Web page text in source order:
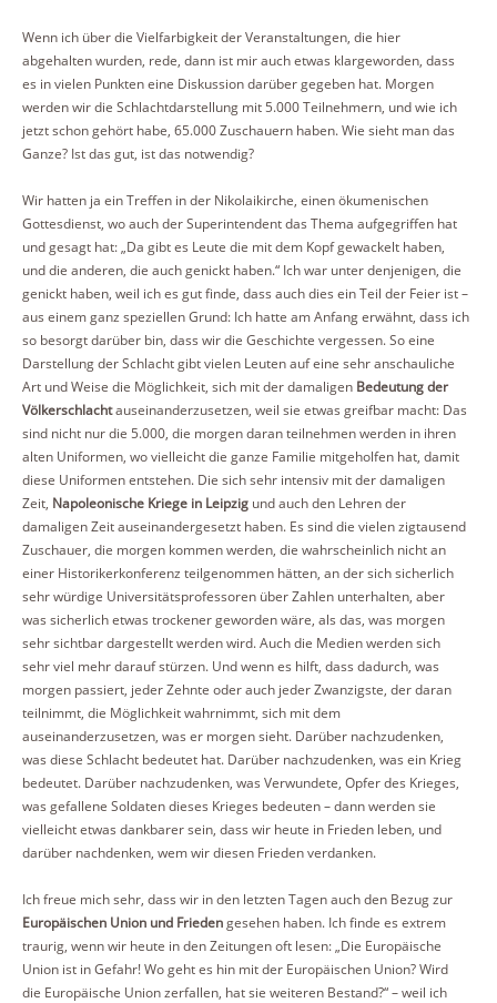
Wenn ich über die Vielfarbigkeit der Veranstaltungen, die hier
abgehalten wurden, rede, dann ist mir auch etwas klargeworden, dass
es in vielen Punkten eine Diskussion darüber gegeben hat. Morgen
werden wir die Schlachtdarstellung mit 5.000 Teilnehmern, und wie ich
jetzt schon gehört habe, 65.000 Zuschauern haben. Wie sieht man das
Ganze? Ist das gut, ist das notwendig?
Wir hatten ja ein Treffen in der Nikolaikirche, einen ökumenischen
Gottesdienst, wo auch der Superintendent das Thema aufgegriffen hat
und gesagt hat: „Da gibt es Leute die mit dem Kopf gewackelt haben,
und die anderen, die auch genickt haben.“ Ich war unter denjenigen, die
genickt haben, weil ich es gut finde, dass auch dies ein Teil der Feier ist –
aus einem ganz speziellen Grund: Ich hatte am Anfang erwähnt, dass ich
so besorgt darüber bin, dass wir die Geschichte vergessen. So eine
Darstellung der Schlacht gibt vielen Leuten auf eine sehr anschauliche
Art und Weise die Möglichkeit, sich mit der damaligen Bedeutung der
Völkerschlachtauseinanderzusetzen, weil sie etwas greifbar macht: Das
sind nicht nur die 5.000, die morgen daran teilnehmen werden in ihren
alten Uniformen, wo vielleicht die ganze Familie mitgeholfen hat, damit
diese Uniformen entstehen. Die sich sehr intensiv mit der damaligen
Zeit, Napoleonische Kriege in Leipzig und auch den Lehren der
damaligen Zeit auseinandergesetzt haben. Es sind die vielen zigtausend
Zuschauer, die morgen kommen werden, die wahrscheinlich nicht an
einer Historikerkonferenz teilgenommen hätten, an der sich sicherlich
sehr würdige Universitätsprofessoren über Zahlen unterhalten, aber
was sicherlich etwas trockener geworden wäre, als das, was morgen
sehr sichtbar dargestellt werden wird. Auch die Medien werden sich
sehr viel mehr darauf stürzen. Und wenn es hilft, dass dadurch, was
morgen passiert, jeder Zehnte oder auch jeder Zwanzigste, der daran
teilnimmt, die Möglichkeit wahrnimmt, sich mit dem
auseinanderzusetzen, was er morgen sieht. Darüber nachzudenken,
was diese Schlacht bedeutet hat. Darüber nachzudenken, was ein Krieg
bedeutet. Darüber nachzudenken, was Verwundete, Opfer des Krieges,
was gefallene Soldaten dieses Krieges bedeuten – dann werden sie
vielleicht etwas dankbarer sein, dass wir heute in Frieden leben, und
darüber nachdenken, wem wir diesen Frieden verdanken.
Ich freue mich sehr, dass wir in den letzten Tagen auch den Bezug zur
Europäischen Union und Friedengesehen haben. Ich finde es extrem
traurig, wenn wir heute in den Zeitungen oft lesen: „Die Europäische
Union ist in Gefahr! Wo geht es hin mit der Europäischen Union? Wird
die Europäische Union zerfallen, hat sie weiteren Bestand?“ – weil ich